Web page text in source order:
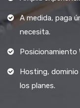
A medida, paga
necesita.
Posicionamiento
Hosting,
los planes.